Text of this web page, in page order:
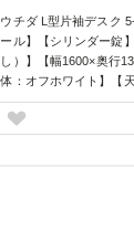
ウチダ L型片袖デスク
ール】【シリンダー錠
し）】【幅1600×奥行
体：オフホワイト】【天